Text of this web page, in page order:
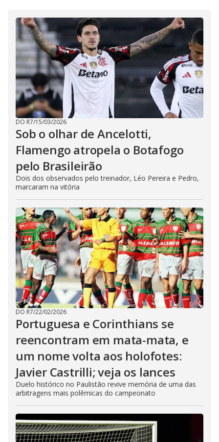
DO R7/15/03/2026
Sob o olhar de Ancelotti,
Flamengo atropela o Botafogo
pelo Brasileirão
Dois dos observados pelo treinador, Léo Pereira e Pedro,
marcaram na vitória
DO R7/22/02/2026
Portuguesa e Corinthians se
reencontram em mata-mata, e
um nome volta aos holofotes:
Javier Castrilli; veja os lances
Duelo histórico no Paulistão revive memória de uma das
arbitragens mais polêmicas do campeonato